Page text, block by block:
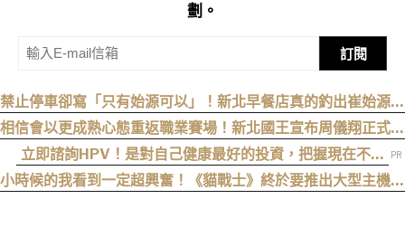
劃。
訂閱
禁止停車卻寫「只有始源可以」！新北早餐店真的釣出崔始源本
尊朝聖
相信會以更成熟心態重返職業賽場！新北國王宣布周儀翔正式加
盟
立即諮詢HPV！是對自己健康最好的投資，把握現在不嫌
晚！
小時候的我看到一定超興奮！《貓戰士》終於要推出大型主機遊